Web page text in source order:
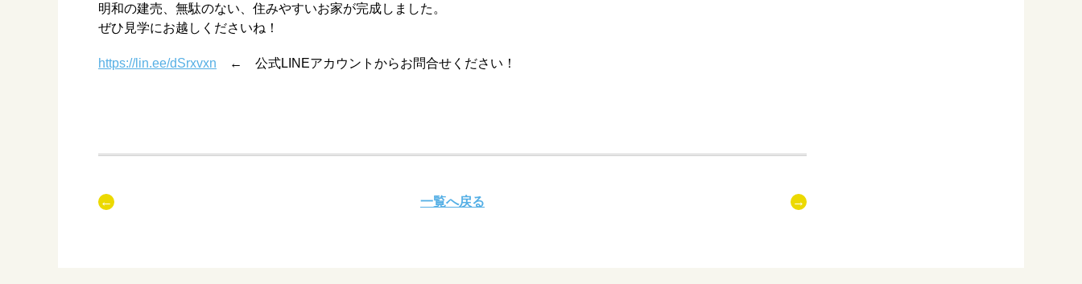
明和の建売、無駄のない、住みやすいお家が完成しました。
ぜひ見学にお越しくださいね！
https://lin.ee/dSrxvxn ← 公式LINEアカウントからお問合せください！
一覧へ戻る